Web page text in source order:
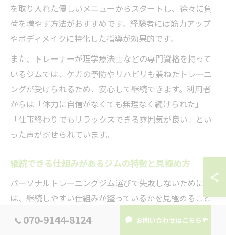
を取り入れた優しいメニューからスタートし、徐々に負
荷を増やす方法がおすすめです。経験者には筋力アップ
やボディメイクに特化した指導が効果的です。
また、トレーナーが理学療法士などの専門資格を持って
いるジムでは、ケガの予防やリハビリも兼ねたトレーニ
ングが受けられるため、安心して継続できます。利用者
からは「体力に自信がなくても無理なく続けられた」
「仕事終わりでもリラックスできる雰囲気が良い」とい
った声が寄せられています。
継続できる仕組みがあるジムの特徴と見極め方
パーソナルトレーニングジム選びで失敗しないために
は、継続しやすい仕組みが整っているかを見極めること
グを行い、目標や悩みを丁寧にヒアリングしてくれるジ
070-9144-8124 お問い合わせはこちら